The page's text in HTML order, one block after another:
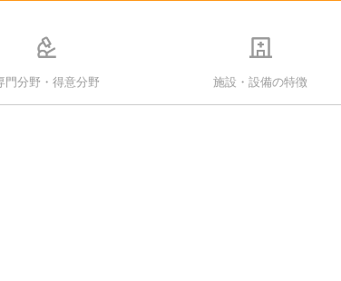
門分野・得意分野 施設・設備の特徴